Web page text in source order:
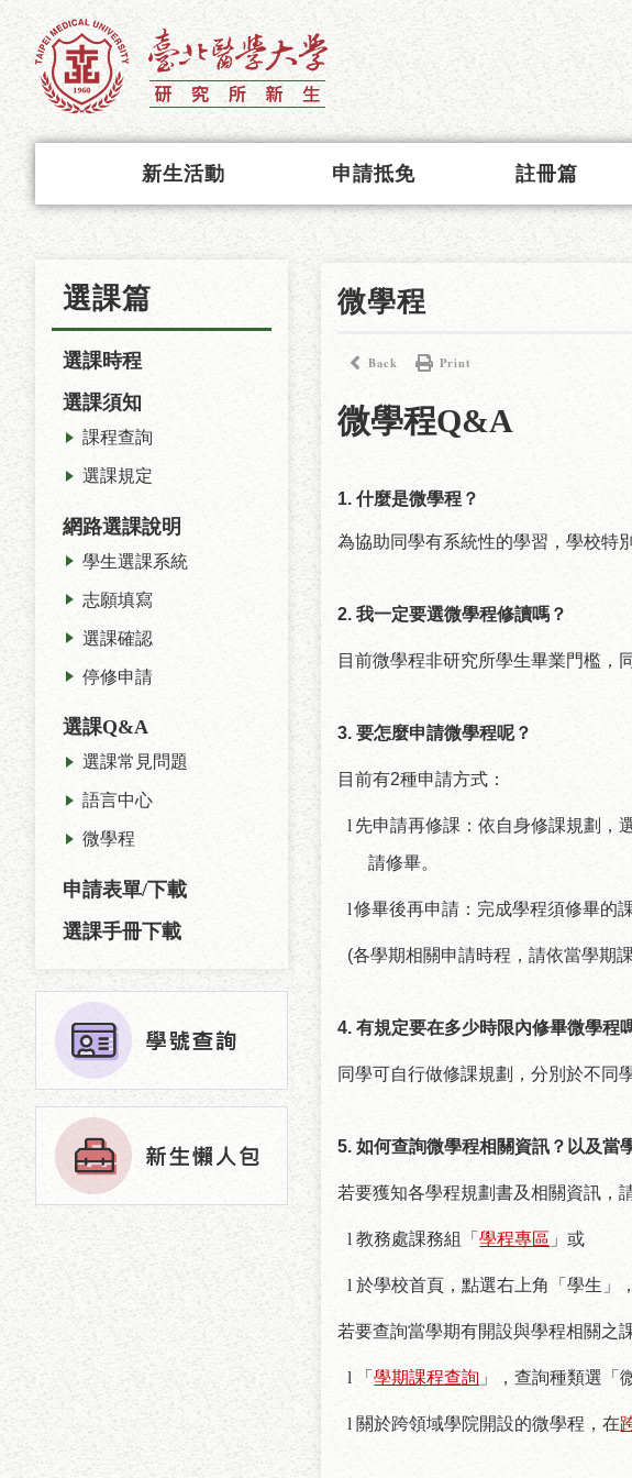
新生活動 申請抵免 註冊篇
選課篇
選課時程
選課須知
課程查詢
選課規定
網路選課說明
學生選課系統
志願填寫
選課確認
停修申請
選課Q&A
選課常見問題
語言中心
微學程
申請表單/下載
選課手冊下載
微學程
Back Print
微學程Q&A
1. 什麼是微學程？
為協助同學有系統性的學習，學校特
2. 我一定要選微學程修讀嗎？
目前微學程非研究所學生畢業門檻，
3. 要怎麼申請微學程呢？
目前有2種申請方式：
l 先申請再修課：依自身修課規劃，
請修畢。
l 修畢後再申請：完成學程須修畢的
(各學期相關申請時程，請依當學期
4. 有規定要在多少時限內修畢微學程
同學可自行做修課規劃，分別於不同
5. 如何查詢微學程相關資訊？以及當
若要獲知各學程規劃書及相關資訊，
l 教務處課務組「學程專區 」或
l 於學校首頁，點選右上角「學生」
若要查詢當學期有開設與學程相關之
l 「學期課程查詢 」，查詢種類選「
l 關於跨領域學院開設的微學程，在